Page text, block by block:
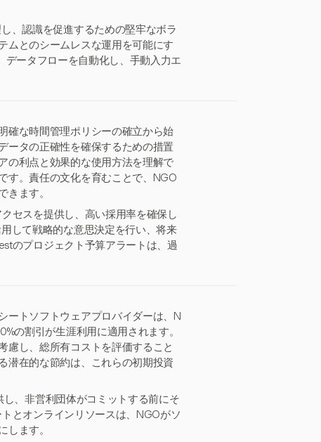
、認識を促進するための堅牢なボラ
ムとのシームレスな運用を可能にす
データフローを自動化し、手動入力エ
確な時間管理ポリシーの確立から始
ータの正確性を確保するための措置
の利点と効果的な使用方法を理解で
す。責任の文化を育むことで、NGO
きます。
セスを提供し、高い採用率を確保し
して戦略的な意思決定を行い、将来
のプロジェクト予算アラートは、過
ートソフトウェアプロバイダーは、N
の割引が生涯利用に適用されます。
慮し、総所有コストを評価すること
潜在的な節約は、これらの初期投資
、非営利団体がコミットする前にそ
とオンラインリソースは、NGOがソ
します。